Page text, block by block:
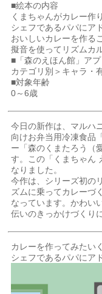
■絵本の内容
くまちゃんがカレー作
シェフであるパパにア
おいしいカレーを作る
擬音を使ってリズムカ
■「森のえほん館」ア
カテゴリ別＞キャラ・
■対象年齢
0～6歳
今日の新作は、マルハ
向けお弁当用冷凍食品
ー「森のくまたろう（
す。この「くまちゃん
なりました。
今作は、シリーズ初の
ズムに乗ってカレーづ
なっています。かわい
伝いのきっかけづくり
カレーを作ってみたい
シェフであるパパにア